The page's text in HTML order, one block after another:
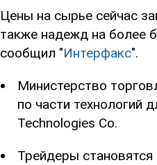
Цены на сырье сейчас
также надежд на более
сообщил "Интерфакс".
Министерство
по части технологий
Technologies Co.
Трейдеры